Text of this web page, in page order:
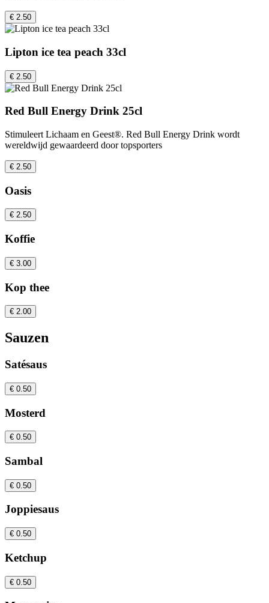
€ 2.50
Lipton ice tea peach 33cl
€ 2.50
Red Bull Energy Drink 25cl
Stimuleert Lichaam en Geest®. Red Bull Energy Drink wordt
wereldwijd gewaardeerd door topsporters
€ 2.50
Oasis
€ 2.50
Koffie
€ 3.00
Kop thee
€ 2.00
Sauzen
Satésaus
€ 0.50
Mosterd
€ 0.50
Sambal
€ 0.50
Joppiesaus
€ 0.50
Ketchup
€ 0.50